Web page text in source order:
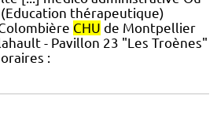
thérapeutique)
CHU de Montpellier
- Pavillon 23 "Les Troènes"
: